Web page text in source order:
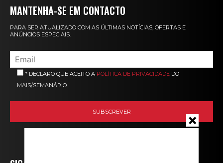
MANTENHA-SE EM CONTACTO
PARA SER ATUALIZADO COM AS ÚLTIMAS NOTÍCIAS, OFERTAS E
ANÚNCIOS ESPECIAIS.
* DECLARO QUE ACEITO A POLÍTICA DE PRIVACIDADE DO
MAIS/SEMANÁRIO